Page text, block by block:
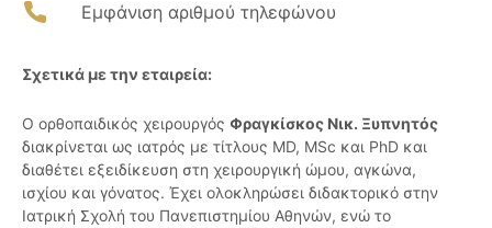
Εμφάνιση αριθμού τηλεφώνου
Σχετικά με την εταιρεία:
Ο ορθοπαιδικός χειρουργός Φραγκίσκος Νικ. Ξυπνητός
διακρίνεται ως ιατρός με τίτλους MD, MSc και PhD και
διαθέτει εξειδίκευση στη χειρουργική ώμου, αγκώνα,
ισχίου και γόνατος. Έχει ολοκληρώσει διδακτορικό στην
Ιατρική Σχολή του Πανεπιστημίου Αθηνών, ενώ το